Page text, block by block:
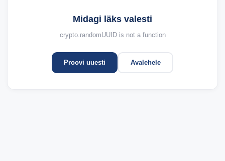
Midagi läks valesti
crypto.randomUUID is not a function
Proovi uuesti Avalehele